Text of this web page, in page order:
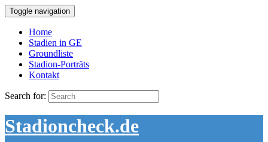
Toggle navigation
Home
Stadien in GE
Groundliste
Stadion-Porträts
Kontakt
Search for:
Stadioncheck.de